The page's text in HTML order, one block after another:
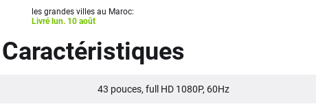
les grandes villes au Maroc:
Livré lun. 10 août
Caractéristiques
43 pouces, full HD 1080P, 60Hz